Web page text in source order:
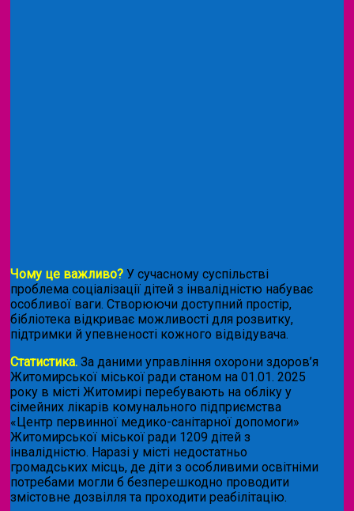
Чому це важливо? У сучасному суспільстві
проблема соціалізації дітей з інвалідністю набуває
особливої ваги. Створюючи доступний простір,
бібліотека відкриває можливості для розвитку,
підтримки й упевненості кожного відвідувача.
Статистика. За даними управління охорони здоров’я
Житомирської міської ради станом на 01.01. 2025
року в місті Житомирі перебувають на обліку у
сімейних лікарів комунального підприємства
«Центр первинної медико-санітарної допомоги»
Житомирської міської ради 1209 дітей з
інвалідністю. Наразі у місті недостатньо
громадських місць, де діти з особливими освітніми
потребами могли б безперешкодно проводити
змістовне дозвілля та проходити реабілітацію.